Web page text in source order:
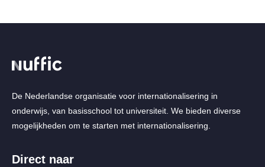
De Nederlandse organisatie voor internationalisering in
onderwijs, van basisschool tot universiteit. We bieden diverse
mogelijkheden om te starten met internationalisering.
Direct naar